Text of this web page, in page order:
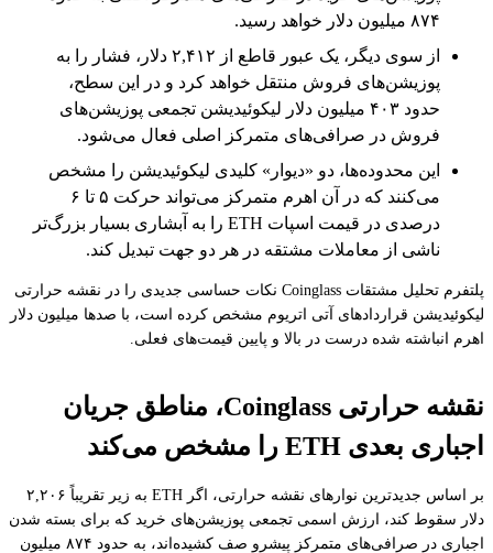
۸۷۴ میلیون دلار خواهد رسید.
از سوی دیگر، یک عبور قاطع از ۲,۴۱۲ دلار، فشار را به
پوزیشن‌های فروش منتقل خواهد کرد و در این سطح،
حدود ۴۰۳ میلیون دلار لیکوئیدیشن تجمعی پوزیشن‌های
فروش در صرافی‌های متمرکز اصلی فعال می‌شود.
این محدوده‌ها، دو «دیوار» کلیدی لیکوئیدیشن را مشخص
می‌کنند که در آن اهرم متمرکز می‌تواند حرکت ۵ تا ۶
درصدی در قیمت اسپات ETH را به آبشاری بسیار بزرگ‌تر
ناشی از معاملات مشتقه در هر دو جهت تبدیل کند.
پلتفرم تحلیل مشتقات Coinglass نکات حساسی جدیدی را در نقشه حرارتی
لیکوئیدیشن قراردادهای آتی اتریوم مشخص کرده است، با صدها میلیون دلار
اهرم انباشته شده درست در بالا و پایین قیمت‌های فعلی.
نقشه حرارتی Coinglass، مناطق جریان
اجباری بعدی ETH را مشخص می‌کند
بر اساس جدیدترین نوارهای نقشه حرارتی، اگر ETH به زیر تقریباً ۲,۲۰۶
دلار سقوط کند، ارزش اسمی تجمعی پوزیشن‌های خرید که برای بسته شدن
اجباری در صرافی‌های متمرکز پیشرو صف کشیده‌اند، به حدود ۸۷۴ میلیون